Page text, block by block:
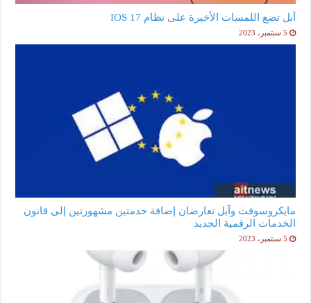
آبل تضع اللمسات الأخيرة على نظام IOS 17
5 سبتمبر، 2023
مايكروسوفت وآبل تعارضان إضافة خدمتين مشهورتين إلى قانون
الخدمات الرقمية الجديد
5 سبتمبر، 2023